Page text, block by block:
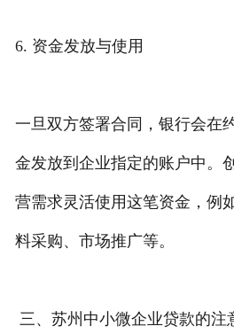
6. 资金发放与使用
一旦双方签署合同，银行会在
金发放到企业指定的账户中。
营需求灵活使用这笔资金，例
料采购、市场推广等。
三、苏州中小微企业贷款的注